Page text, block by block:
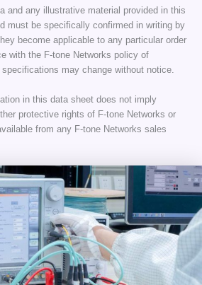
and any illustrative material provided in this
must be specifically confirmed in writing by
become applicable to any particular order
with the F-tone Networks policy of
may change without notice.
in this data sheet does not imply
protective rights of F-tone Networks or
from any F-tone Networks sales